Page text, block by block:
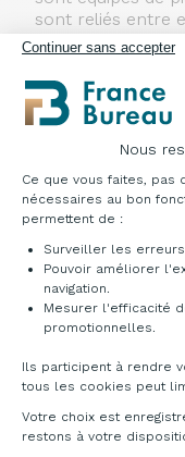
Continuer sans accepter
Nous
Plateforme de
Ce que vous faites, pas
nécessaires au bon
permettent de :
Surveiller les
Pouvoir améliorer
navigation.
Mesurer l'efficacité
promotionnelles.
Ils participent à rendre
tous les cookies peut
Votre choix est
restons à votre
sont reliés entre
télescopique
composition
poutres de liaison
indépendantes.
poudres
époxy. Le
s’effectue à
le haut et vers le
commande avec
• Hauteur
sol jusqu’au-
• Réglage avec
• Réglage
up&down, écran
mémoire sur 3